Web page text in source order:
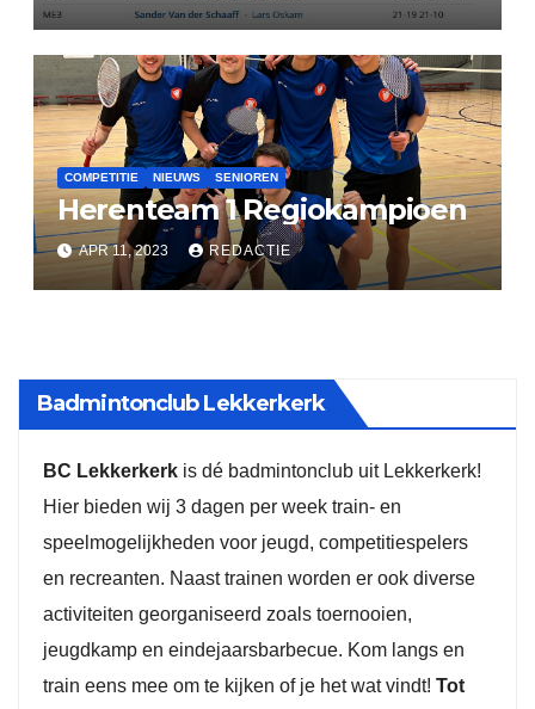
COMPETITIE NIEUWS SENIOREN
Herenteam 1 Regiokampioen
APR 11, 2023 REDACTIE
Badmintonclub Lekkerkerk
BC Lekkerkerk is dé badmintonclub uit Lekkerkerk!
Hier bieden wij 3 dagen per week train- en
speelmogelijkheden voor jeugd, competitiespelers
en recreanten. Naast trainen worden er ook diverse
activiteiten georganiseerd zoals toernooien,
jeugdkamp en eindejaarsbarbecue. Kom langs en
train eens mee om te kijken of je het wat vindt! Tot